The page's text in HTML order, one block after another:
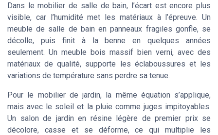
Dans le mobilier de salle de bain, l’écart est encore plus
visible, car l’humidité met les matériaux à l’épreuve. Un
meuble de salle de bain en panneaux fragiles gonfle, se
décolle, puis finit à la benne en quelques années
seulement. Un meuble bois massif bien verni, avec des
matériaux de qualité, supporte les éclaboussures et les
variations de température sans perdre sa tenue.
Pour le mobilier de jardin, la même équation s’applique,
mais avec le soleil et la pluie comme juges impitoyables.
Un salon de jardin en résine légère de premier prix se
décolore, casse et se déforme, ce qui multiplie les